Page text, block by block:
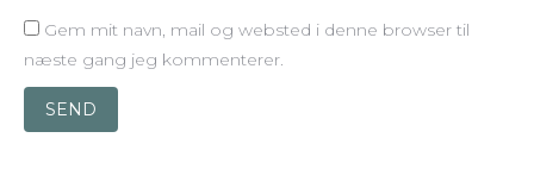
Gem mit navn, mail og websted i denne browser til
næste gang jeg kommenterer.
SEND